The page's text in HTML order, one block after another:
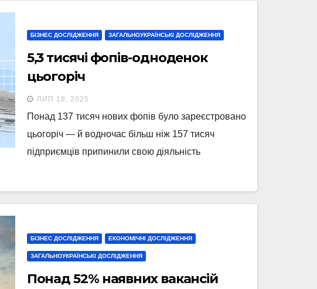
БІЗНЕС ДОСЛІДЖЕННЯ ЗАГАЛЬНОУКРАЇНСЬКІ ДОСЛІДЖЕННЯ
5,3 тисячі фопів-одноденок
цьогоріч
ЛИП 18, 2025
Понад 137 тисяч нових фопів було зареєстровано
цьогоріч — й водночас більш ніж 157 тисяч
підприємців припинили свою діяльність
БІЗНЕС ДОСЛІДЖЕННЯ ЕКОНОМІЧНІ ДОСЛІДЖЕННЯ
ЗАГАЛЬНОУКРАЇНСЬКІ ДОСЛІДЖЕННЯ
Понад 52% наявних вакансій